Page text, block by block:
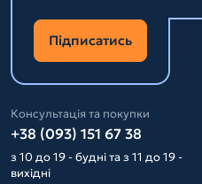
Підписатись
Консультація та покупки
+38 (093) 151 67 38
з 10 до 19 - будні та з 11 до 19 -
вихідні